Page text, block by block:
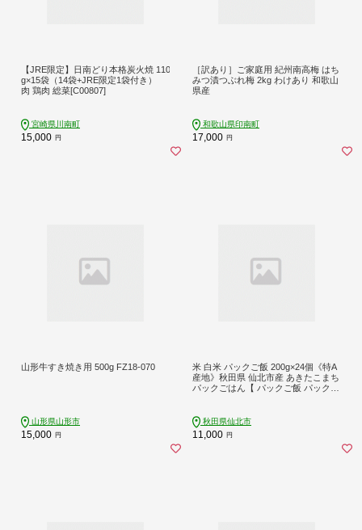
【JRE限定】日南どり本格炭火焼 110
g×15袋（14袋+JRE限定1袋付き）
肉 鶏肉 総菜[C00807]
宮崎県川南町
15,000 円
［訳あり］ご家庭用 紀州南高梅 はち
みつ漬つぶれ梅 2kg わけあり 和歌山
県産
和歌山県印南町
17,000 円
山形牛すき焼き用 500g FZ18-070
山形県山形市
15,000 円
米 白米 パックご飯 200g×24個《特A
産地》秋田県 仙北市産 あきたこまち
パックごはん【 パックご飯 パックラ
秋田県仙北市
11,000 円